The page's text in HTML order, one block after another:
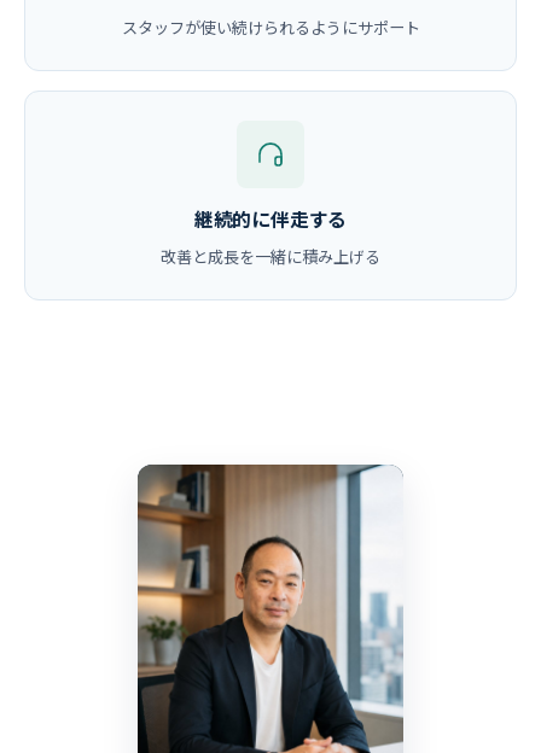
スタッフが使い続けられるようにサポート
継続的に伴走する
改善と成長を一緒に積み上げる